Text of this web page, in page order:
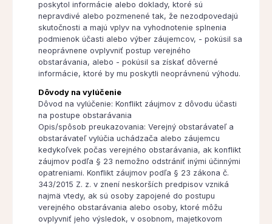
poskytol informácie alebo doklady, ktoré sú
nepravdivé alebo pozmenené tak, že nezodpovedajú
skutočnosti a majú vplyv na vyhodnotenie splnenia
podmienok účasti alebo výber záujemcov, - pokúsil sa
neoprávnene ovplyvniť postup verejného
obstarávania, alebo - pokúsil sa získať dôverné
informácie, ktoré by mu poskytli neoprávnenú výhodu.
Dôvody na vylúčenie
Dôvod na vylúčenie: Konflikt záujmov z dôvodu účasti
na postupe obstarávania
Opis/spôsob preukazovania: Verejný obstarávateľ a
obstarávateľ vylúčia uchádzača alebo záujemcu
kedykoľvek počas verejného obstarávania, ak konflikt
záujmov podľa § 23 nemožno odstrániť inými účinnými
opatreniami. Konflikt záujmov podľa § 23 zákona č.
343/2015 Z. z. v znení neskorších predpisov vzniká
najmä vtedy, ak sú osoby zapojené do postupu
verejného obstarávania alebo osoby, ktoré môžu
ovplyvniť jeho výsledok, v osobnom, majetkovom